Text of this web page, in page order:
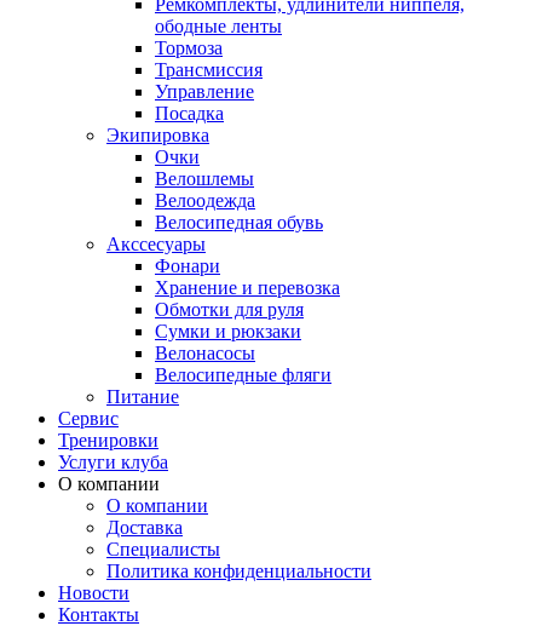
Ремкомплекты, удлинители ниппеля,
ободные ленты
Тормоза
Трансмиссия
Управление
Посадка
Экипировка
Очки
Велошлемы
Велоодежда
Велосипедная обувь
Акссесуары
Фонари
Хранение и перевозка
Обмотки для руля
Сумки и рюкзаки
Велонасосы
Велосипедные фляги
Питание
Сервис
Тренировки
Услуги клуба
О компании
О компании
Доставка
Специалисты
Политика конфиденциальности
Новости
Контакты